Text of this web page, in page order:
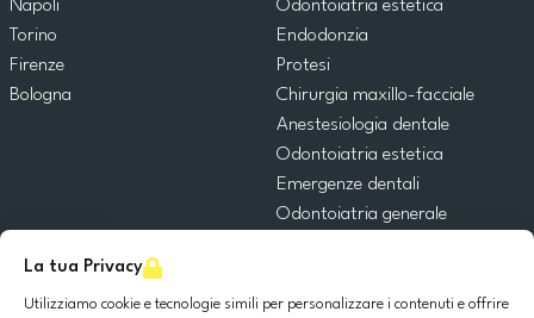
La tua Privacy
Utilizziamo cookie e tecnologie simili per personalizzare i contenuti e offrire
Napoli
Torino
Firenze
Bologna
Odontoiatria estetica
Endodonzia
Protesi
Chirurgia maxillo-facciale
Anestesiologia dentale
Odontoiatria estetica
Emergenze dentali
Odontoiatria generale
Implantologia dentale